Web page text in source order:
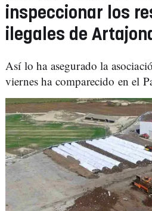
inspeccionar los
ilegales de
Así lo ha asegurado la
viernes ha comparecido en el